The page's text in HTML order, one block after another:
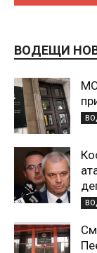
ВОДЕЩИ